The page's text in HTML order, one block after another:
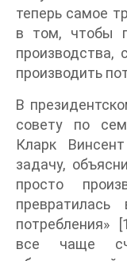
теперь самое
в том, чтобы
производства,
производить
В
совету по
Кларк
задачу,
просто
потребления»
все чаще